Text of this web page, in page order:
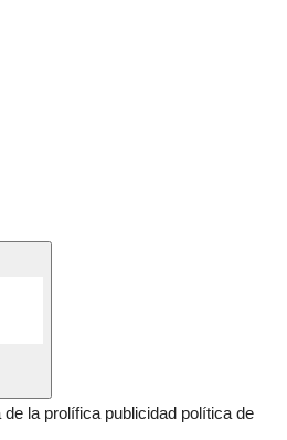
de la prolífica publicidad política de